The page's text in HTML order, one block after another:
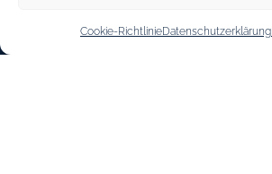
Cookie-RichtlinieDatenschutzerklärung